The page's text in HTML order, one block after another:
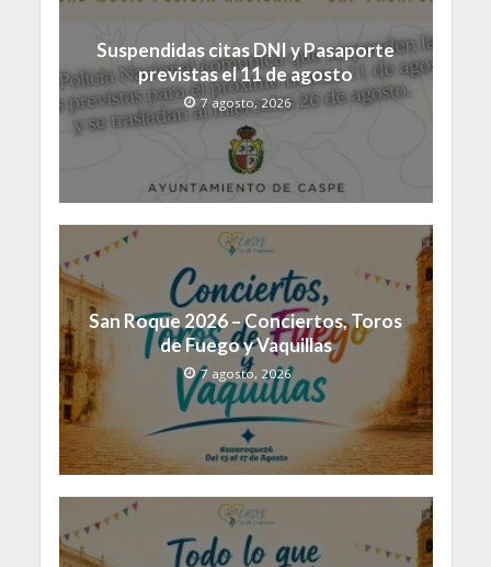
Suspendidas citas DNI y Pasaporte
previstas el 11 de agosto
7 agosto, 2026
San Roque 2026 – Conciertos, Toros
de Fuego y Vaquillas
7 agosto, 2026